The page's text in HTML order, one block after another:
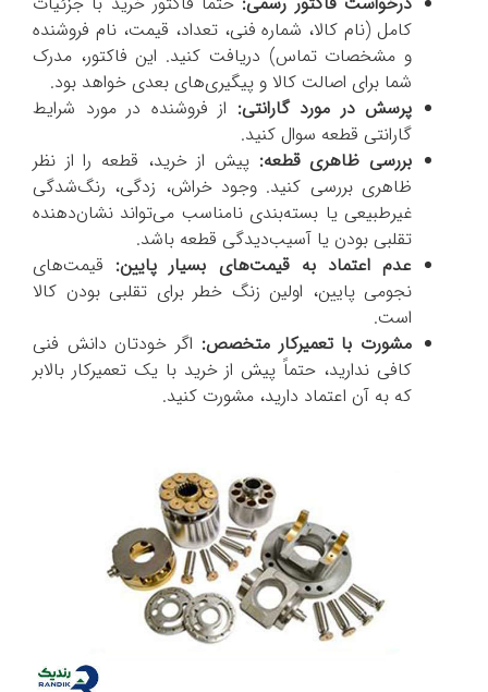
کامل (نام کالا، شماره فنی، تعداد، قیمت، نام فروشنده
و مشخصات تماس) دریافت کنید. این فاکتور، مدرک
شما برای اصالت کالا و پیگیری‌های بعدی خواهد بود.
پرسش در مورد گارانتی: از فروشنده در مورد شرایط
گارانتی قطعه سوال کنید.
بررسی ظاهری قطعه: پیش از خرید، قطعه را از نظر
ظاهری بررسی کنید. وجود خراش، زدگی، رنگ‌شدگی
غیرطبیعی یا بسته‌بندی نامناسب می‌تواند نشان‌دهنده
تقلبی بودن یا آسیب‌دیدگی قطعه باشد.
عدم اعتماد به قیمت‌های بسیار پایین: قیمت‌های
نجومی پایین، اولین زنگ خطر برای تقلبی بودن کالا
است.
مشورت با تعمیرکار متخصص: اگر خودتان دانش فنی
کافی ندارید، حتماً پیش از خرید با یک تعمیرکار بالابر
که به آن اعتماد دارید، مشورت کنید.